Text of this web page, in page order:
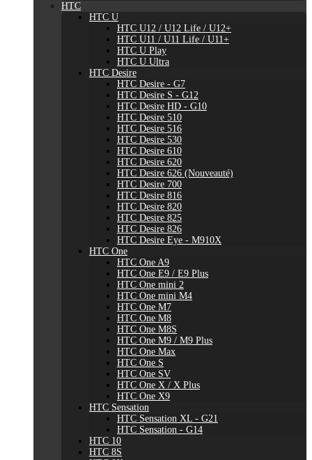
HTC
HTC U
HTC U12 / U12 Life / U12+
HTC U11 / U11 Life / U11+
HTC U Play
HTC U Ultra
HTC Desire
HTC Desire - G7
HTC Desire S - G12
HTC Desire HD - G10
HTC Desire 510
HTC Desire 516
HTC Desire 530
HTC Desire 610
HTC Desire 620
HTC Desire 626 (Nouveauté)
HTC Desire 700
HTC Desire 816
HTC Desire 820
HTC Desire 825
HTC Desire 826
HTC Desire Eye - M910X
HTC One
HTC One A9
HTC One E9 / E9 Plus
HTC One mini 2
HTC One mini M4
HTC One M7
HTC One M8
HTC One M8S
HTC One M9 / M9 Plus
HTC One Max
HTC One S
HTC One SV
HTC One X / X Plus
HTC One X9
HTC Sensation
HTC Sensation XL - G21
HTC Sensation - G14
HTC 10
HTC 8S